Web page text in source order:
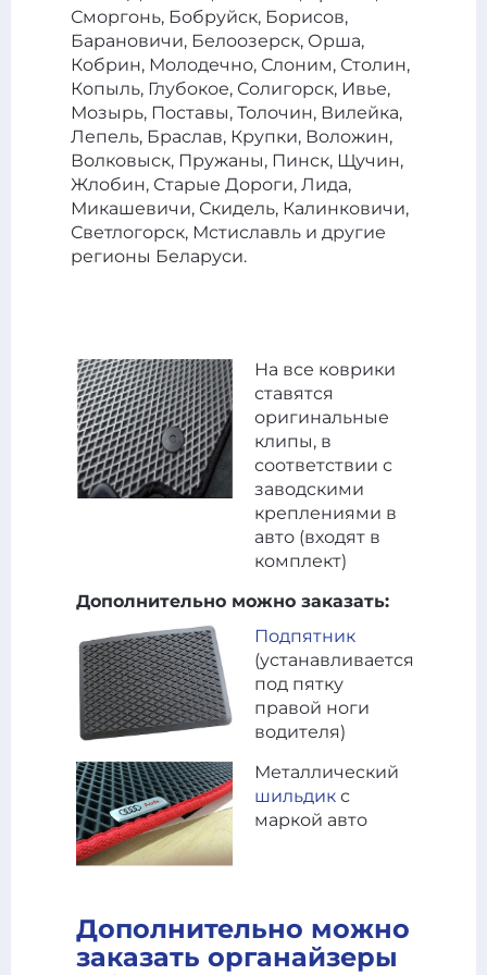
Сморгонь, Бобруйск, Борисов,
Барановичи, Белоозерск, Орша,
Кобрин, Молодечно, Слоним, Столин,
Копыль, Глубокое, Солигорск, Ивье,
Мозырь, Поставы, Толочин, Вилейка,
Лепель, Браслав, Крупки, Воложин,
Волковыск, Пружаны, Пинск, Щучин,
Жлобин, Старые Дороги, Лида,
Микашевичи, Скидель, Калинковичи,
Светлогорск, Мстиславль и другие
регионы Беларуси.
На все коврики
ставятся
оригинальные
клипы, в
соответствии с
заводскими
креплениями в
авто (входят в
комплект)
Дополнительно можно заказать:
Подпятник
(устанавливается
под пятку
правой ноги
водителя)
Металлический
шильдик с
маркой авто
Дополнительно можно
заказать органайзеры